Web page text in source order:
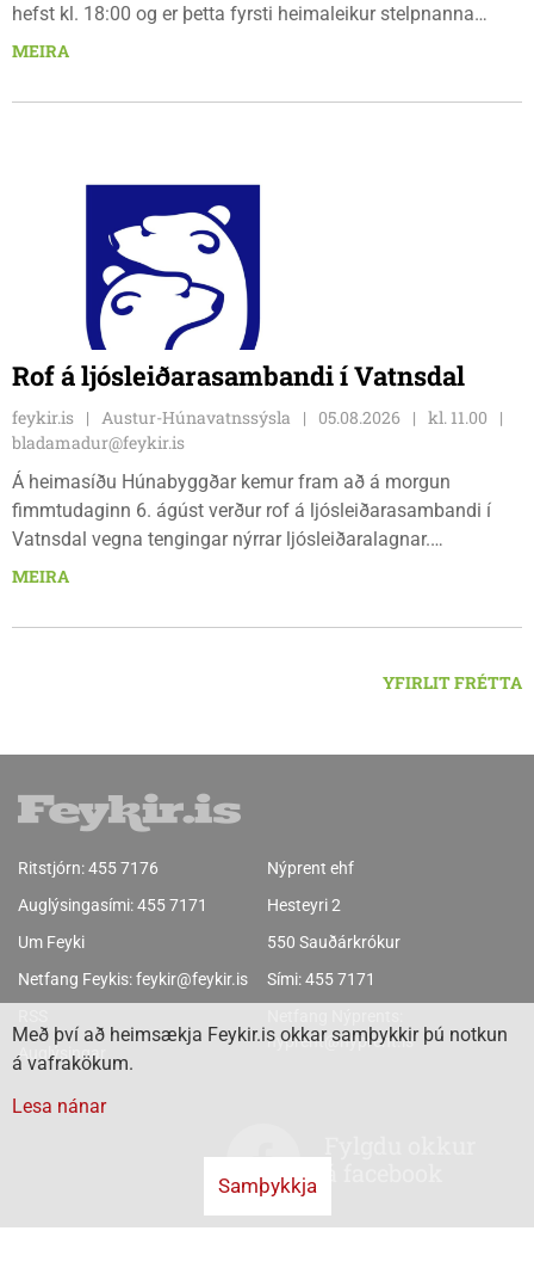
hefst kl. 18:00 og er þetta fyrsti heimaleikur stelpnanna
síðan 18. júlí. Spáin fyrir leikinn er fín, lítil háttar rigning og
veðri og skella sér á völlinn.
MEIRA
Rof á ljósleiðarasambandi í Vatnsdal
feykir.is Austur-Húnavatnssýsla 05.08.2026
kl. 11.00
bladamadur@feykir.is
Á heimasíðu Húnabyggðar kemur fram að á morgun
fimmtudaginn 6. ágúst verður rof á ljósleiðarasambandi í
Vatnsdal vegna tengingar nýrrar ljósleiðaralagnar.
Ljósleiðarasambandið verður rofið á morgun fimmtudag
MEIRA
YFIRLIT FRÉTTA
Ritstjórn:455 7176
Auglýsingasími:455 7171
Um Feyki
Netfang Feykis:feykir@feykir.is
Auglýsingar
Nýprent ehf
Hesteyri 2
550 Sauðárkrókur
Sími:455 7171
nyprent@nyprent.is
Með því að heimsækja Feykir.is okkar samþykkir þú notkun
á vafrakökum.
Lesa nánar
Samþykkja